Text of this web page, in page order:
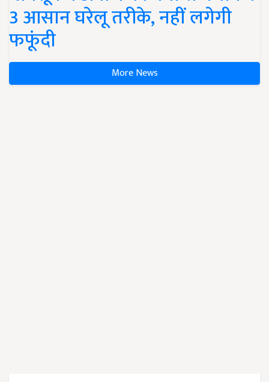
3 आसान घरेलू तरीके, नहीं लगेगी
फफूंदी
More News